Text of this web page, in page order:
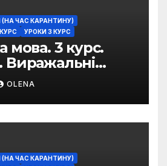
(НА ЧАС КАРАНТИНУ)
УРОКИ 3 КУРС
мова. 3 курс.
фразеологізмів
OLENA
(НА ЧАС КАРАНТИНУ)